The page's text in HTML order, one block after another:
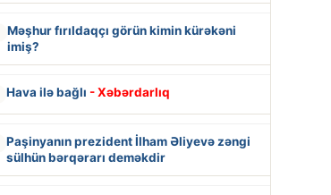
Məşhur fırıldaqçı görün kimin kürəkəni
imiş?
Hava ilə bağlı - Xəbərdarlıq
Paşinyanın prezident İlham Əliyevə zəngi
sülhün bərqərarı deməkdir